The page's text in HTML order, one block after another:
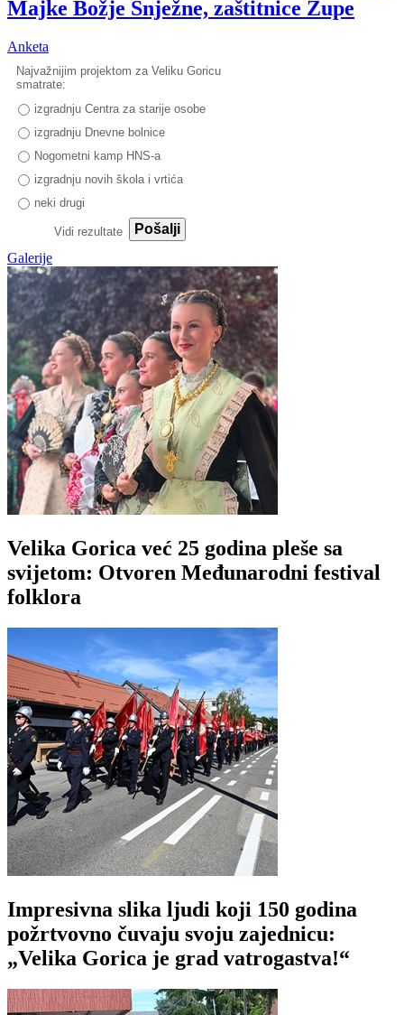
Majke Božje Snježne, zaštitnice Župe
Anketa
Najvažnijim projektom za Veliku Goricu
smatrate:
izgradnju Centra za starije osobe
izgradnju Dnevne bolnice
Nogometni kamp HNS-a
izgradnju novih škola i vrtića
neki drugi
Vidi rezultate
Pošalji
Galerije
Velika Gorica već 25 godina pleše sa
svijetom: Otvoren Međunarodni festival
folklora
Impresivna slika ljudi koji 150 godina
požrtvovno čuvaju svoju zajednicu:
„Velika Gorica je grad vatrogastva!“